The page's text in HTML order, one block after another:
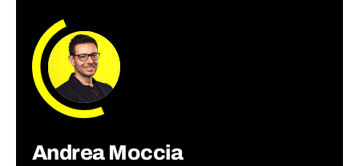
Andrea Moccia